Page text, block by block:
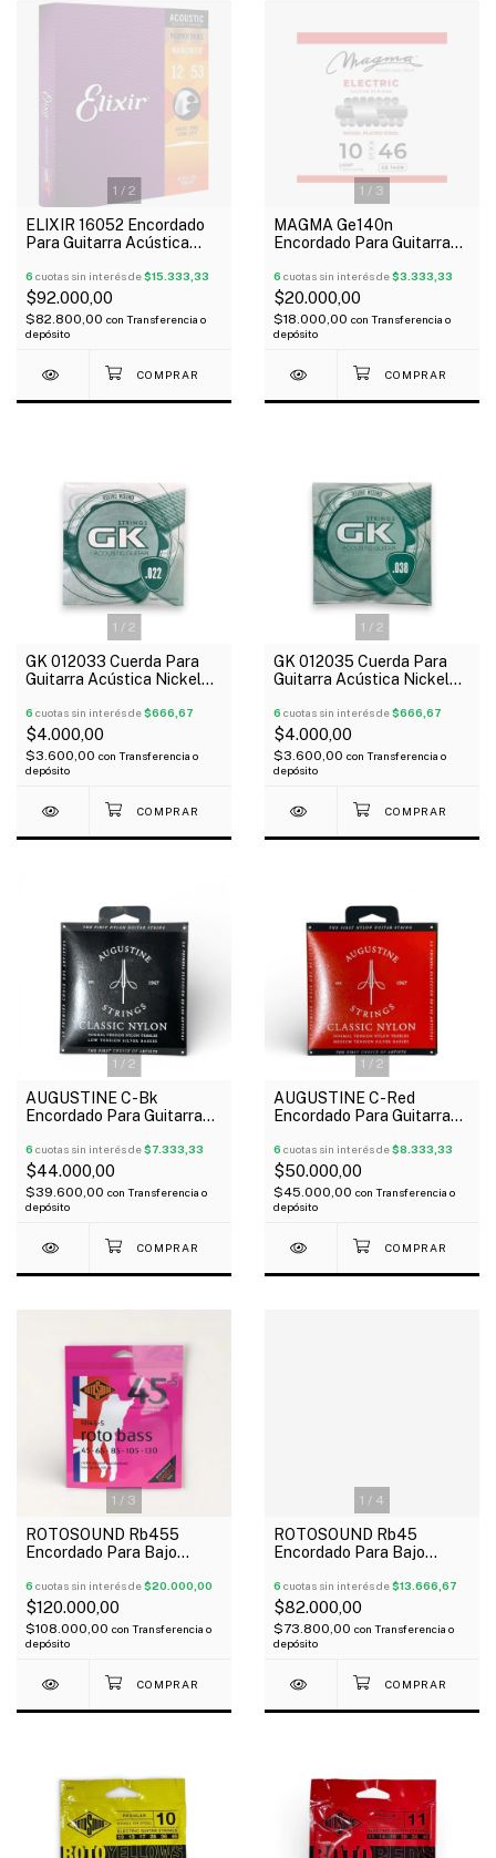
1 / 2
ELIXIR 16052 Encordado
Para Guitarra Acústica
Nanoweb
6 cuotas sin interés de$15.333,33
$92.000,00
$82.800,00 con Transferencia o
depósito
1 / 3
MAGMA Ge140n
Encordado Para Guitarra
6 cuotas sin interés de$3.333,33
$20.000,00
$18.000,00 con Transferencia o
depósito
1 / 2
GK 012033 Cuerda Para
Guitarra Acústica Nickel
6 cuotas sin interés de$666,67
$4.000,00
$3.600,00 con Transferencia o
depósito
1 / 2
GK 012035 Cuerda Para
Guitarra Acústica Nickel
6 cuotas sin interés de$666,67
$4.000,00
$3.600,00 con Transferencia o
depósito
1 / 2
AUGUSTINE C-Bk
Encordado Para Guitarra
In Usa
6 cuotas sin interés de$7.333,33
$44.000,00
$39.600,00 con Transferencia o
depósito
1 / 2
AUGUSTINE C-Red
Encordado Para Guitarra
Made In Usa
6 cuotas sin interés de$8.333,33
$50.000,00
$45.000,00 con Transferencia o
depósito
1 / 3
ROTOSOUND Rb455
Encordado Para Bajo
130
6 cuotas sin interés de$20.000,00
$120.000,00
$108.000,00 con Transferencia o
depósito
1 / 4
ROTOSOUND Rb45
Encordado Para Bajo
105
6 cuotas sin interés de$13.666,67
$82.000,00
$73.800,00 con Transferencia o
depósito